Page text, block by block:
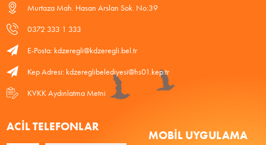
Murtaza Mah. Hasan Arslan Sok. No:39
0372 333 1 333
E-Posta: kdzeregli@kdzeregli.bel.tr
Kep Adresi: kdzereglibelediyesi@hs01.kep.tr
KVKK Aydınlatma Metni
ACIL TELEFONLAR
MOBIL UYGULAMA